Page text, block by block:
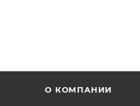
О КОМПАНИИ